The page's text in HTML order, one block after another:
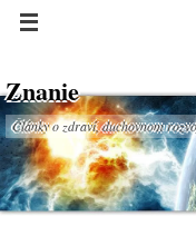
Znanie
Články o zdraví, duchovnom